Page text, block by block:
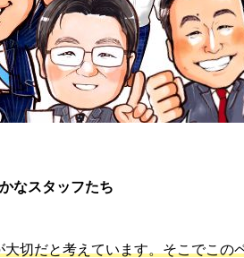
なスタッフたち
切だと考えています。そこでこの